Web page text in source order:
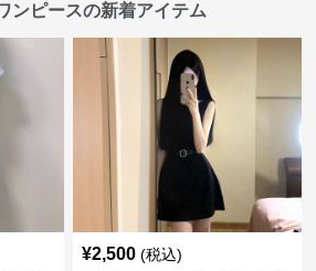
ンピースの新着アイテム
¥2,500 (税込)